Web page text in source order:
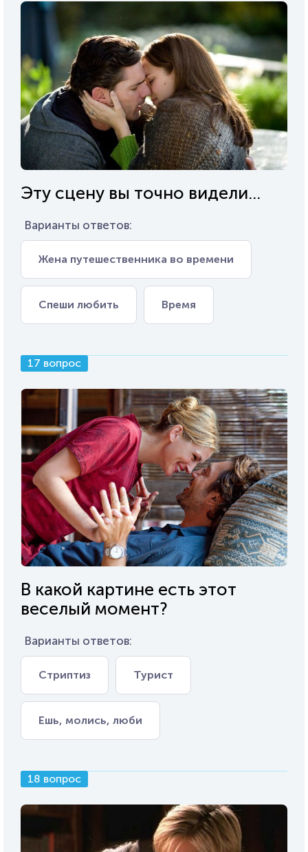
Эту сцену вы точно видели...
Варианты ответов:
Жена путешественника во времени
Спеши любить Время
17 вопрос
В какой картине есть этот
веселый момент?
Варианты ответов:
Стриптиз Турист
Ешь, молись, люби
18 вопрос